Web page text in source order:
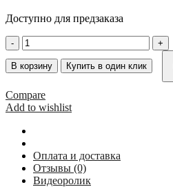
Доступно для предзаказа
Количество
товара
Боковая
ступени
80
мм,
правая,
чёрная
KRAUSE
212504
В корзину Купить в один клик
Compare
Add to wishlist
Оплата и доставка
Отзывы (0)
Видеоролик